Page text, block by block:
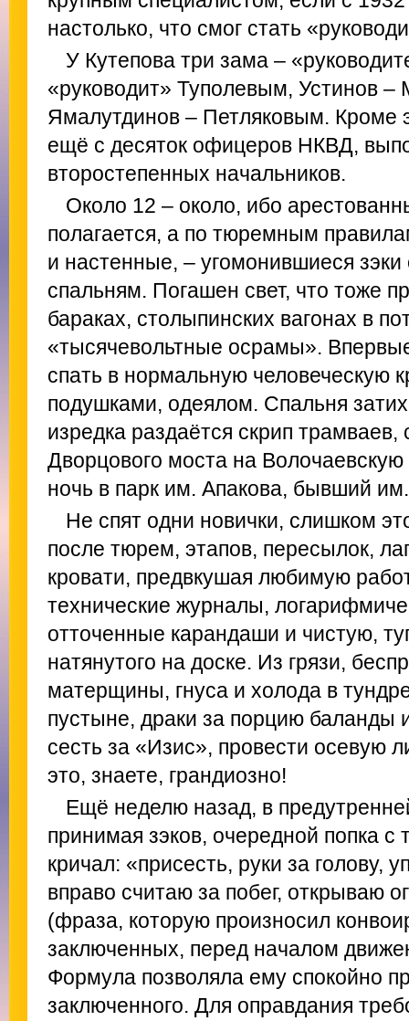
настолько, что смог стать
У Кутепова три зама –
«руководит» Туполевым, Устинов
Ямалутдинов – Петляковым. Кроме
ещё с десяток офицеров НКВД,
второстепенных начальников.
Около 12 – около, ибо
полагается, а по тюремным
и настенные, – угомонившиеся зэки
спальням. Погашен свет, что тоже
бараках, столыпинских вагонах в
«тысячевольтные осрамы».
спать в нормальную человеческую
подушками, одеялом. Спальня
изредка раздаётся скрип
Дворцового моста на
ночь в парк им. Апакова, бывший
Не спят одни новички, слишком
после тюрем, этапов, пересылок,
кровати, предвкушая любимую
технические журналы,
отточенные карандаши и чистую,
натянутого на доске. Из грязи,
матерщины, гнуса и холода в
пустыне, драки за порцию баланды
сесть за «Изис», провести осевую
это, знаете, грандиозно!
Ещё неделю назад, в
принимая зэков, очередной попка
кричал: «присесть, руки за голову,
вправо считаю за побег, открываю
(фраза, которую произносил
заключенных, перед началом
Формула позволяла ему спокойно
заключенного. Для оправдания